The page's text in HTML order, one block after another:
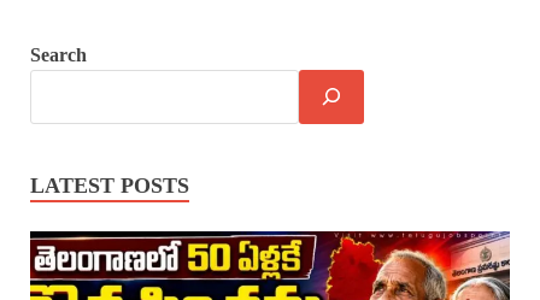
Search
LATEST POSTS